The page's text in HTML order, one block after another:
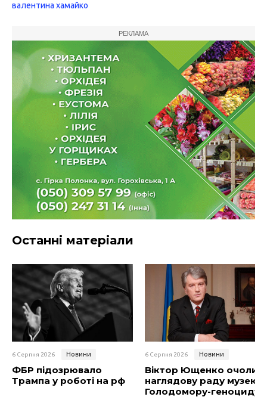
валентина хамайко
РЕКЛАМА
Останні матеріали
6 Серпня 2026 Новини
ФБР підозрювало
Трампа у роботі на рф
6 Серпня 2026 Новини
Віктор Ющенко очолив
наглядову раду музею
Голодомору-геноциду